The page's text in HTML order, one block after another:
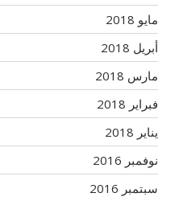
مايو 2018
أبريل 2018
مارس 2018
فبراير 2018
يناير 2018
نوفمبر 2016
سبتمبر 2016